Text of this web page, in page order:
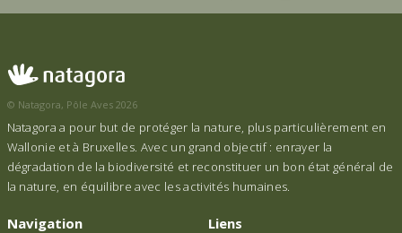
© Natagora, Pôle Aves 2026
Natagora a pour but de protéger la nature, plus particulièrement en
Wallonie et à Bruxelles. Avec un grand objectif : enrayer la
dégradation de la biodiversité et reconstituer un bon état général de
la nature, en équilibre avec les activités humaines.
Navigation
Liens